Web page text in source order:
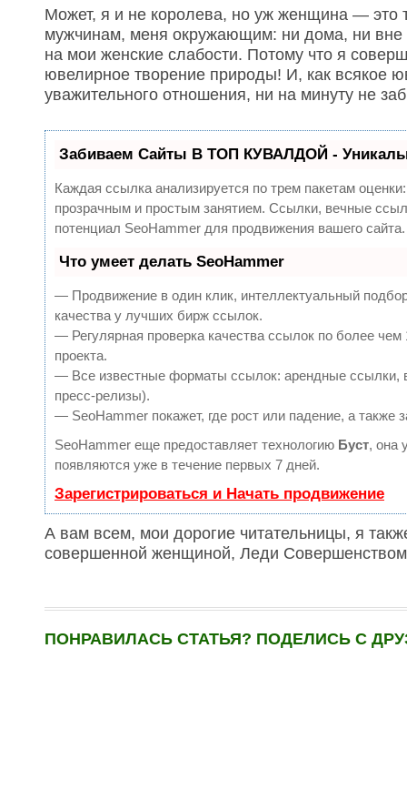
Может, я и не королева, но уж женщина — это
мужчинам, меня окружающим: ни дома, ни вне
на мои женские слабости. Потому что я
ювелирное творение природы! И, как всякое
уважительного отношения, ни на минуту не
Забиваем Сайты В ТОП КУВАЛДОЙ -
Каждая ссылка анализируется по трем пакетам
прозрачным и простым занятием. Ссылки, вечные
потенциал SeoHammer для продвижения вашего сайта.
Что умеет делать SeoHammer
— Продвижение в один клик, интеллектуальный
качества у лучших бирж ссылок.
— Регулярная проверка качества ссылок по более
проекта.
— Все известные форматы ссылок: арендные ссылки,
пресс-релизы).
— SeoHammer покажет, где рост или падение, а также
SeoHammer еще предоставляет технологию Буст, она
появляются уже в течение первых 7 дней.
Зарегистрироваться и Начать продвижение
А вам всем, мои дорогие читательницы, я
совершенной женщиной, Леди
ПОНРАВИЛАСЬ СТАТЬЯ? ПОДЕЛИСЬ С